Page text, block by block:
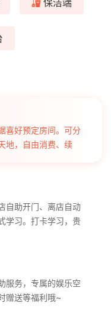
喜好预定房间。可分
地，自由消费、续
自助开门、离店自动
学习。打卡学习，贵
服务，专属的娱乐空
赠送等福利哦~